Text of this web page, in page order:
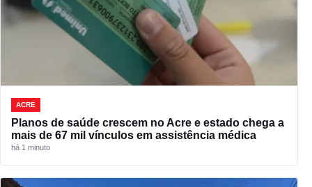
ACRE
Planos de saúde crescem no Acre e estado chega a
mais de 67 mil vínculos em assistência médica
há 1 minuto